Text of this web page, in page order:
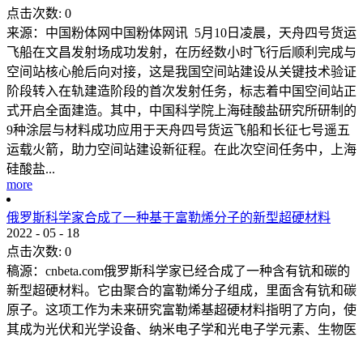
点击次数: 0
来源：中国粉体网中国粉体网讯 5月10日凌晨，天舟四号货运
飞船在文昌发射场成功发射，在历经数小时飞行后顺利完成与
空间站核心舱后向对接，这是我国空间站建设从关键技术验证
阶段转入在轨建造阶段的首次发射任务，标志着中国空间站正
式开启全面建造。其中，中国科学院上海硅酸盐研究所研制的
9种涂层与材料成功应用于天舟四号货运飞船和长征七号遥五
运载火箭，助力空间站建设新征程。在此次空间任务中，上海
硅酸盐...
more
俄罗斯科学家合成了一种基于富勒烯分子的新型超硬材料
2022 - 05 - 18
点击次数: 0
稿源：cnbeta.com俄罗斯科学家已经合成了一种含有钪和碳的
新型超硬材料。它由聚合的富勒烯分子组成，里面含有钪和碳
原子。这项工作为未来研究富勒烯基超硬材料指明了方向，使
其成为光伏和光学设备、纳米电子学和光电子学元素、生物医